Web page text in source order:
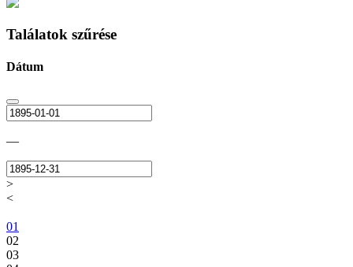
Találatok szűrése
Dátum
—
>
<
01
02
03